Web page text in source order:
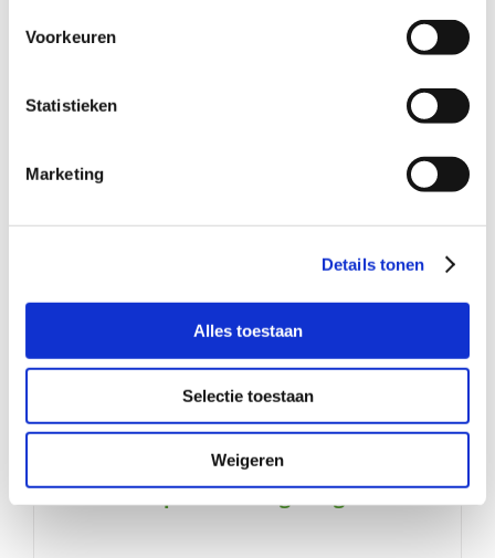
Voorkeuren
Statistieken
Marketing
Details tonen
Alles toestaan
Selectie toestaan
Weigeren
Aan behulpzaamheid geen gebrek